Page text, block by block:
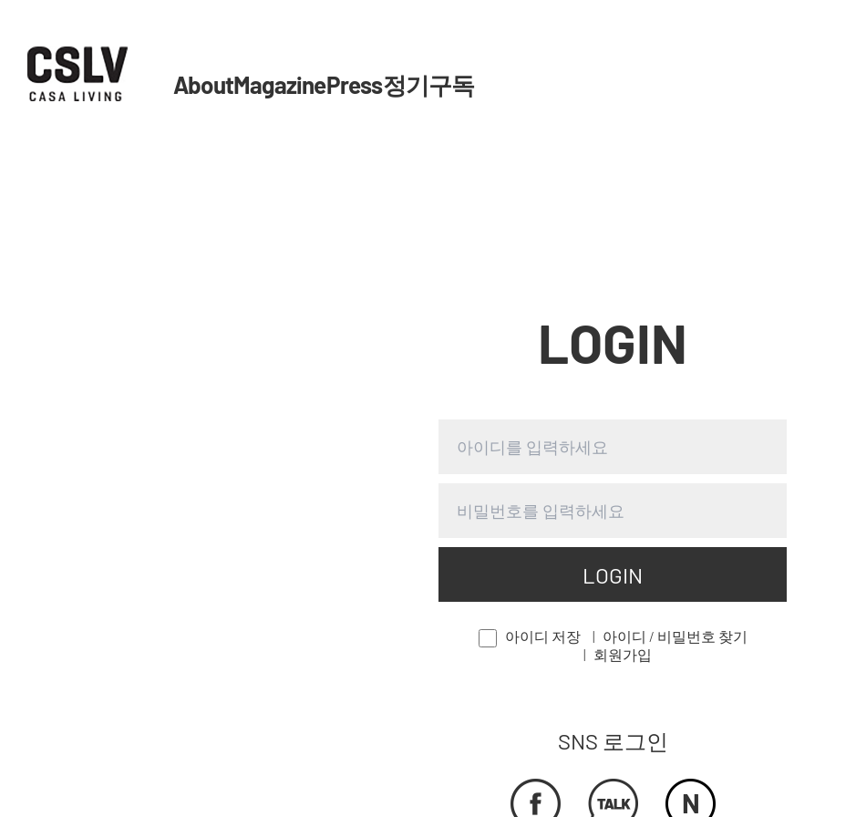
AboutMagazinePress정기구독
LOGIN
LOGIN
아이디 저장
아이디 / 비밀번호 찾기
회원가입
SNS 로그인